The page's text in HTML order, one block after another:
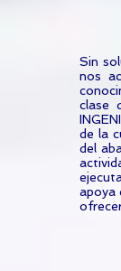
Sin
nos
clase
de la
del
apoya